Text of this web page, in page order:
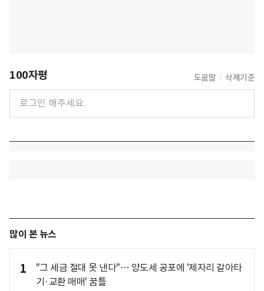
100자평 도움말 삭제기준
많이 본 뉴스
1
"그 세금 절대 못 낸다"… 양도세 공포에 '제자리 갈아타
기·교환 매매' 꿈틀